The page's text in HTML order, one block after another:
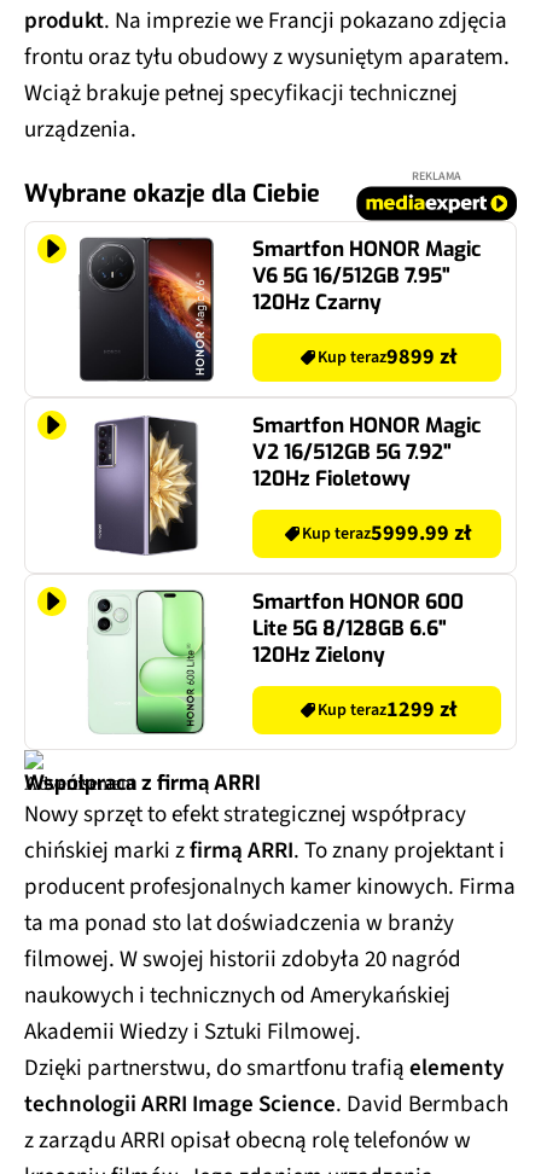
produkt. Na imprezie we Francji pokazano zdjęcia
frontu oraz tyłu obudowy z wysuniętym aparatem.
Wciąż brakuje pełnej specyfikacji technicznej
urządzenia.
Wybrane okazje dla Ciebie
REKLAMA
Smartfon HONOR Magic
V6 5G 16/512GB 7.95"
120Hz Czarny
Kup teraz9899 zł
Smartfon HONOR Magic
V2 16/512GB 5G 7.92"
120Hz Fioletowy
Kup teraz5999.99 zł
Smartfon HONOR 600
Lite 5G 8/128GB 6.6"
120Hz Zielony
Kup teraz1299 zł
Współpraca z firmą ARRI
Nowy sprzęt to efekt strategicznej współpracy
chińskiej marki zfirmą ARRI. To znany projektant i
producent profesjonalnych kamer kinowych. Firma
ta ma ponad sto lat doświadczenia w branży
filmowej. W swojej historii zdobyła 20 nagród
naukowych i technicznych od Amerykańskiej
Akademii Wiedzy i Sztuki Filmowej.
Dzięki partnerstwu, do smartfonu trafiąelementy
technologii ARRI Image Science. David Bermbach
z zarządu ARRI opisał obecną rolę telefonów w